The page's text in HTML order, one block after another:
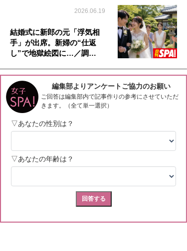
2026.06.19
結婚式に新郎の元「浮気相
手」が出席。新婦の“仕返
し”で地獄絵図に…／調…